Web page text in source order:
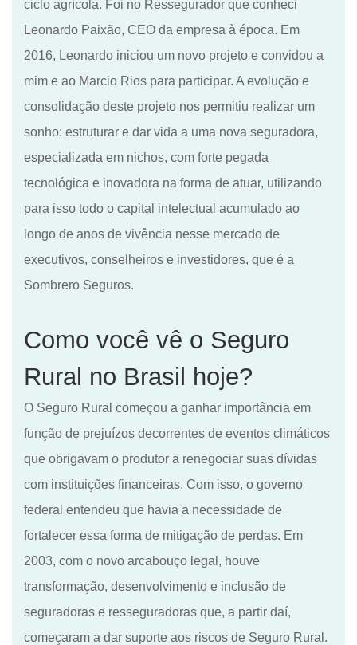
ciclo agrícola. Foi no Ressegurador que conheci
Leonardo Paixão, CEO da empresa à época. Em
2016, Leonardo iniciou um novo projeto e convidou a
mim e ao Marcio Rios para participar. A evolução e
consolidação deste projeto nos permitiu realizar um
sonho: estruturar e dar vida a uma nova seguradora,
especializada em nichos, com forte pegada
tecnológica e inovadora na forma de atuar, utilizando
para isso todo o capital intelectual acumulado ao
longo de anos de vivência nesse mercado de
executivos, conselheiros e investidores, que é a
Sombrero Seguros.
Como você vê o Seguro
Rural no Brasil hoje?
O Seguro Rural começou a ganhar importância em
função de prejuízos decorrentes de eventos climáticos
que obrigavam o produtor a renegociar suas dívidas
com instituições financeiras. Com isso, o governo
federal entendeu que havia a necessidade de
fortalecer essa forma de mitigação de perdas. Em
2003, com o novo arcabouço legal, houve
transformação, desenvolvimento e inclusão de
seguradoras e resseguradoras que, a partir daí,
começaram a dar suporte aos riscos de Seguro Rural.